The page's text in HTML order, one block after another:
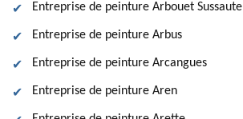
Entreprise de peinture Arbouet Sussaute
Entreprise de peinture Arbus
Entreprise de peinture Arcangues
Entreprise de peinture Aren